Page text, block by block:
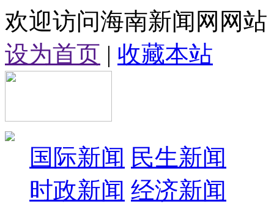
欢迎访问海南新闻网网站
设为首页 | 收藏本站
国际新闻 民生新闻
时政新闻 经济新闻